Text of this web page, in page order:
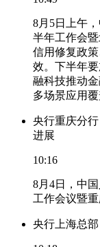
8月5日上午
半年工作会
信用修复政
效。下半年
融科技推动
多场景应用覆
央行重庆分
进展
10:16
8月4日，中
工作会议暨
央行上海总部